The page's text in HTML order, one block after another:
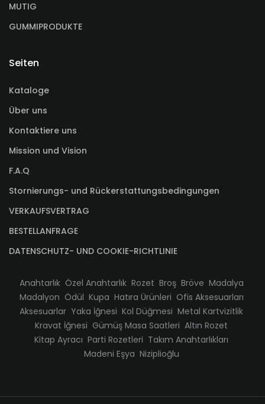
MUTIG
GUMMIPRODUKTE
Seiten
Kataloge
Über uns
Kontaktiere uns
Mission und Vision
F.A.Q
Stornierungs- und Rückerstattungsbedingungen
VERKAUFSVERTRAG
BESTELLANFRAGE
DATENSCHUTZ- UND COOKIE-RICHTLINIE
Anahtarlık Özel Anahtarlık Rozet Broş Bröve Madalya
Madalyon Ödül Kupa Hatıra Ürünleri Ofis Aksesuarları
Aksesuarlar Yaka İğnesi Kol Düğmesi Metal Kartvizitlik
Kravat İğnesi Gümüş Masa Saatleri Altın Rozet
Kitap Ayracı Parti Rozetleri Takım Anahtarlıkları
Madeni Eşya Niziplioğlu